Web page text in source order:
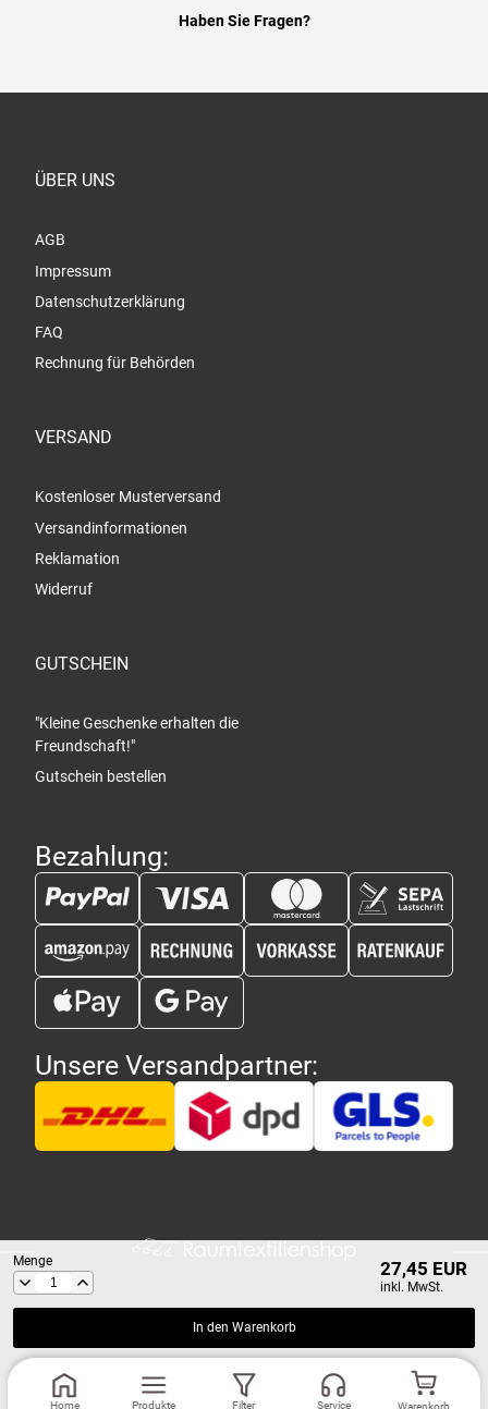
Menge 27,45 EUR
inkl. MwSt.
In den Warenkorb
Haben Sie Fragen?
ÜBER UNS
AGB
Impressum
Datenschutzerklärung
FAQ
Rechnung für Behörden
VERSAND
Kostenloser Musterversand
Versandinformationen
Reklamation
Widerruf
GUTSCHEIN
"Kleine Geschenke erhalten die
Freundschaft!"
Gutschein bestellen
Bezahlung:
Unsere Versandpartner:
Copyright 2026 - Raumtextilienshop.de | Design und Entwicklung
Home Produkte Filter Service Warenkorb